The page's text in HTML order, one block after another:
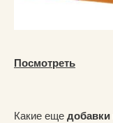
Посмотреть
Какие еще добавки